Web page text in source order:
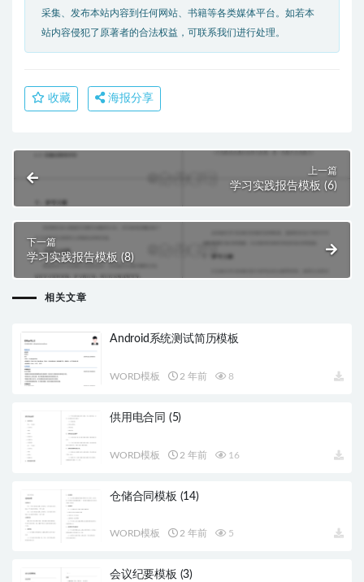
采集、发布本站内容到任何网站、书籍等各类媒体平台。如若本
站内容侵犯了原著者的合法权益，可联系我们进行处理。
收藏 海报分享
上一篇
学习实践报告模板 (6)
下一篇
学习实践报告模板 (8)
相关文章
Android系统测试简历模板
WORD模板 2 年前 8
供用电合同 (5)
WORD模板 2 年前 16
仓储合同模板 (14)
WORD模板 2 年前 5
会议纪要模板 (3)